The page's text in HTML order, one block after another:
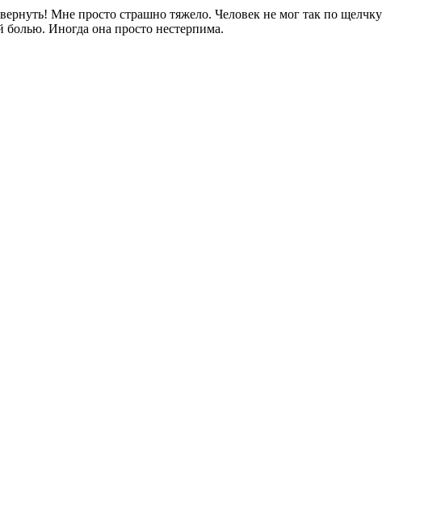
Мне просто страшно тяжело. Человек не мог так по щелчку
болью. Иногда она просто нестерпима.